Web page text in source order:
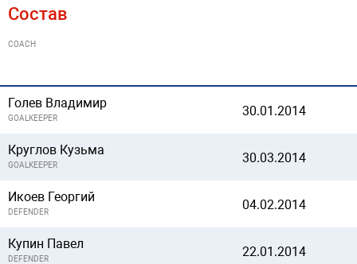
Состав
COACH
Голев Владимир
GOALKEEPER 30.01.2014
Круглов Кузьма
GOALKEEPER 30.03.2014
Икоев Георгий
DEFENDER 04.02.2014
Купин Павел
DEFENDER 22.01.2014